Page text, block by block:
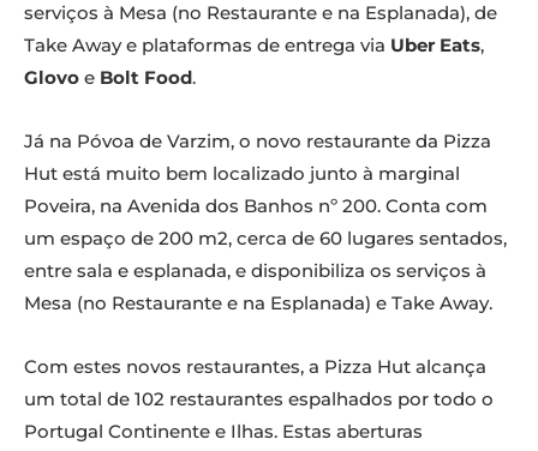
serviços à Mesa (no Restaurante e na Esplanada), de
Take Away e plataformas de entrega via Uber Eats,
Glovo e Bolt Food.
Já na Póvoa de Varzim, o novo restaurante da Pizza
Hut está muito bem localizado junto à marginal
Poveira, na Avenida dos Banhos nº 200. Conta com
um espaço de 200 m2, cerca de 60 lugares sentados,
entre sala e esplanada, e disponibiliza os serviços à
Mesa (no Restaurante e na Esplanada) e Take Away.
Com estes novos restaurantes, a Pizza Hut alcança
um total de 102 restaurantes espalhados por todo o
Portugal Continente e Ilhas. Estas aberturas